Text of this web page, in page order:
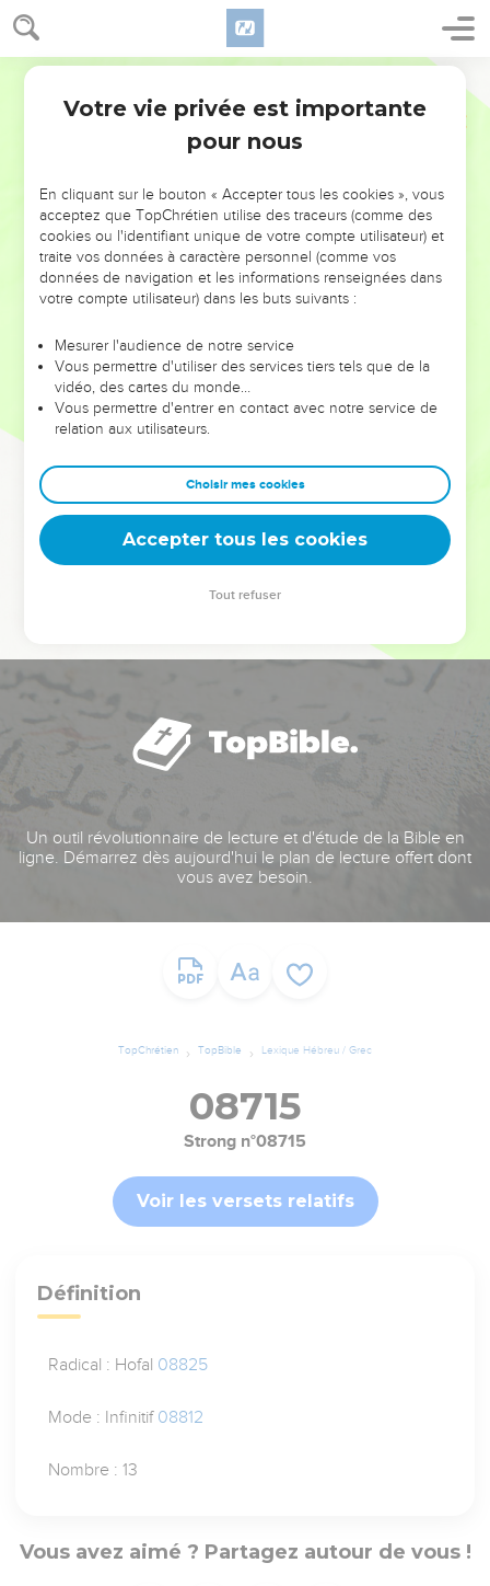
NE MANQUEZ PAS L’ÉVÉNEMENT
DE L’ANNÉE !
ET SI LEURS ERREURS POUVAIENT VOUS ÉVITER LES
VOTRES ?
leur foi ou leur vision. Mais on voit moins les doutes, les erreurs
et les saisons difficiles qu'ils ont traversés, alors même que ce
sont elles qui les ont façonnés.
Dans cette conférence, leaders, entrepreneurs, et responsables
clés pour avancer avec plus de sagesse afin que leurs erreurs
deviennent vos tremplins. Que vous guidiez un ministère, une
équipe, un groupe ou une famille, leur expérience est faite
Un outil révolutionnaire de lecture et d'étude de la Bible en
ligne. Démarrez dès aujourd'hui le plan de lecture offert dont
vous avez besoin.
TopChrétien TopBible Lexique Hébreu / Grec
08715
Strong n°08715
Voir les versets relatifs
Définition
Radical : Hofal 08825
Mode : Infinitif 08812
Nombre : 13
Vous avez aimé ? Partagez autour de vous !
Votre vie privée est importante
pour nous
En cliquant sur le bouton « Accepter tous les cookies », vous
acceptez que TopChrétien utilise des traceurs (comme des
cookies ou l'identifiant unique de votre compte utilisateur) et
traite vos données à caractère personnel (comme vos
données de navigation et les informations renseignées dans
votre compte utilisateur) dans les buts suivants :
Mesurer l'audience de notre service
Vous permettre d'utiliser des services tiers tels que de la
vidéo, des cartes du monde…
Vous permettre d'entrer en contact avec notre service de
relation aux utilisateurs.
Choisir mes cookies
Accepter tous les cookies
Tout refuser